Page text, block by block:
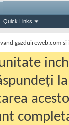
Quick Links
vand gazduireweb.com